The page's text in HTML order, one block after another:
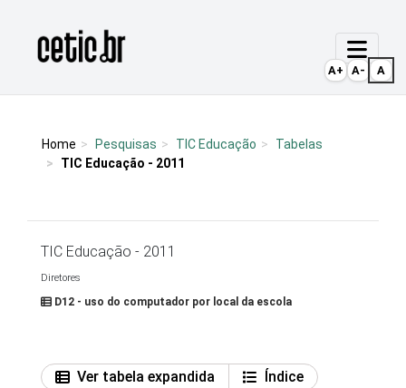
Página inicial
Home Pesquisas TIC Educação
Tabelas
TIC Educação - 2011
TIC Educação - 2011
Diretores
D12 - uso do computador por local da escola
Ver tabela expandida
Índice
A+ A- A